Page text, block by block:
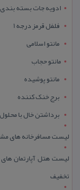
ادویه جات بسته بندی
فلفل قرمز درجه 1
مانتو اسلامی
مانتو حجاب
مانتو پوشیده
برج خنک کننده
برداشتن خال با محلول
لیست مسافرخانه های مشهد
تخفیف